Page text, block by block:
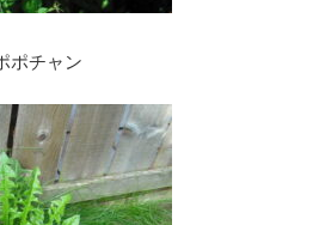
ポチャン